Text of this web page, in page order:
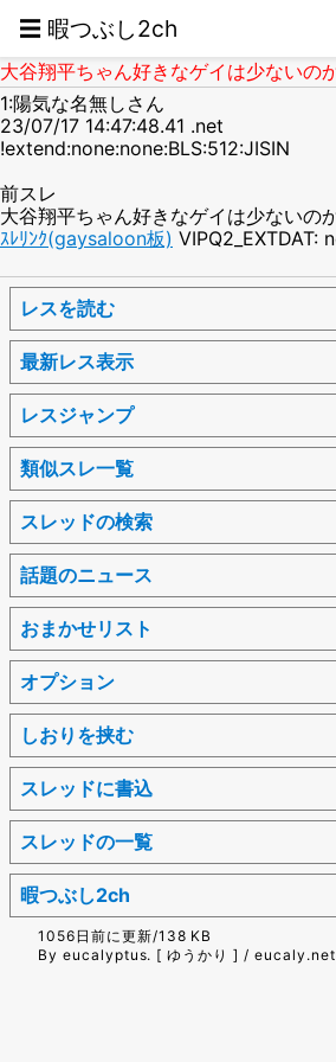
☰ 暇つぶし2ch
大谷翔平ちゃん好きなゲイは少ないの
1:陽気な名無しさん
23/07/17 14:47:48.41 .net
!extend:none:none:BLS:512:JISIN
前スレ
大谷翔平ちゃん好きなゲイは少ないの
ｽﾚﾘﾝｸ(gaysaloon板) VIPQ2_EXTDAT:
レスを読む
最新レス表示
レスジャンプ
類似スレ一覧
スレッドの検索
話題のニュース
おまかせリスト
オプション
しおりを挟む
スレッドに書込
スレッドの一覧
暇つぶし2ch
1056日前に更新/138 KB
By eucalyptus. [ ゆうかり ] / eucaly.net